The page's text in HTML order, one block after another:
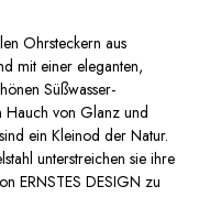
Ohrsteckern aus
mit einer eleganten,
Süßwasser-
Hauch von Glanz und
ein Kleinod der Natur.
unterstreichen sie ihre
ERNSTES DESIGN zu